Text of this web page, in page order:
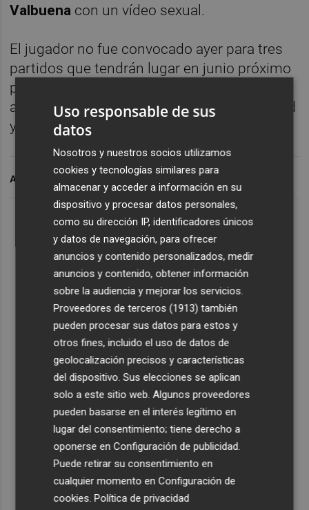
Valbuena con un vídeo sexual.
El jugador no fue convocado ayer para tres
partidos que tendrán lugar en junio próximo
por el seleccionador, Didier Deschamps, que
aseguró que prefería mantener la estabilidad
y armonía del grupo.
ARCHIVADO EN
Uso responsable de sus
datos
Nosotros y nuestros socios utilizamos
cookies y tecnologías similares para
almacenar y acceder a información en su
dispositivo y procesar datos personales,
como su dirección IP, identificadores únicos
y datos de navegación, para ofrecer
anuncios y contenido personalizados, medir
anuncios y contenido, obtener información
sobre la audiencia y mejorar los servicios.
Proveedores de terceros (1913) también
pueden procesar sus datos para estos y
otros fines, incluido el uso de datos de
geolocalización precisos y características
del dispositivo. Sus elecciones se aplican
solo a este sitio web. Algunos proveedores
pueden basarse en el interés legítimo en
lugar del consentimiento; tiene derecho a
oponerse enConfiguración de publicidad
Puede retirar su consentimiento en
cualquier momento enConfiguración de
cookies .Política de privacidad